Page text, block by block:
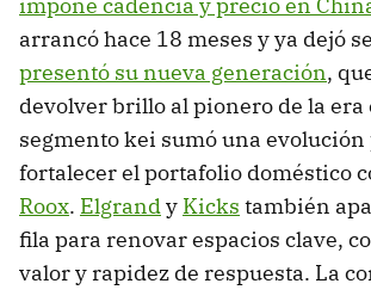
impone cadencia y precio en
arrancó hace 18 meses y ya dejó
presentó su nueva generación,
devolver brillo al pionero de la era
segmento kei sumó una evolución
fortalecer el portafolio doméstico
Roox. Elgrandy Kicks también
fila para renovar espacios clave,
valor y rapidez de respuesta. La